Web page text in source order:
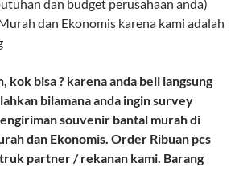
dan budget perusahaan anda)
dan Ekonomis karena kami adalah
kok bisa ? karena anda beli langsung
bilamana anda ingin survey
souvenir bantal murah di
dan Ekonomis. Order Ribuan pcs
partner / rekanan kami. Barang